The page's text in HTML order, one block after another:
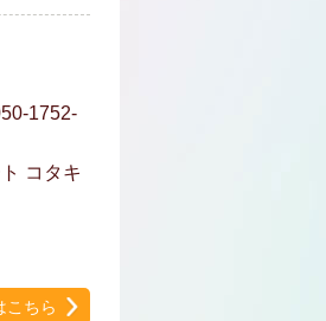
1752-
コタキ
こちら